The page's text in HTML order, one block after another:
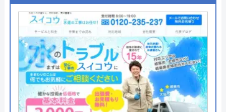
●支払い方法
現金・銀行振込・クレジットカー
ド・コンビニ払い
●累計実績 ―
●保証・保険 PL保険加入
詳細は公式HPでご確認ください